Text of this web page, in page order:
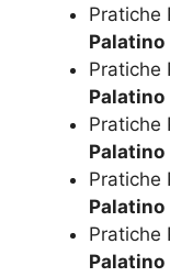
Pratiche
Palatino
Pratiche
Palatino
Pratiche
Palatino
Pratiche
Palatino
Pratiche
Palatino